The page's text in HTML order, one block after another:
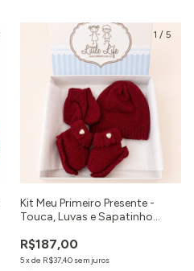
1 / 5
Kit Meu Primeiro Presente -
Touca, Luvas e Sapatinho
R$187,00
5xde R$37,40 sem juros